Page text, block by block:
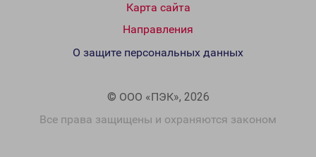
Карта сайта
Направления
© ООО «ПЭК», 2026
Все права защищены и охраняются законом
О защите персональных данных